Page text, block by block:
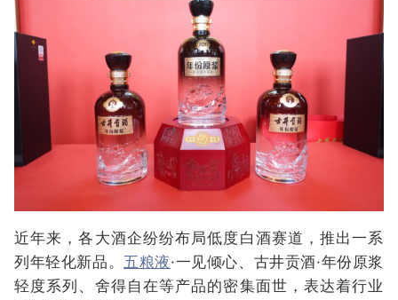
近年来，各大酒企纷纷布局低度白酒赛道，推出一系
列年轻化新品。 五粮液·一见倾心、古井贡酒·年份原浆
轻度系列、舍得自在等产品的密集面世，表达着行业